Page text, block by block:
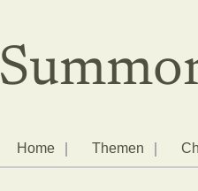
Home Themen